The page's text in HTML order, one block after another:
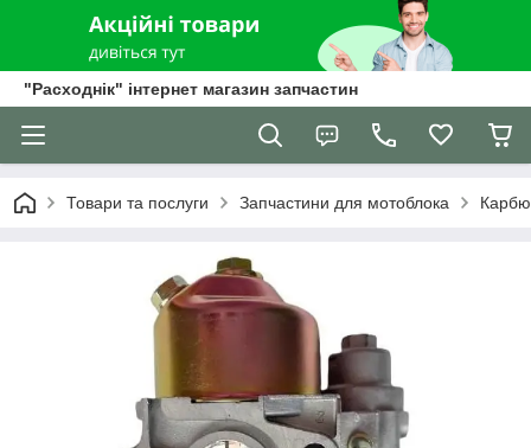
"Расходнік" інтернет магазин запчастин
Товари та послуги Запчастини для мотоблока